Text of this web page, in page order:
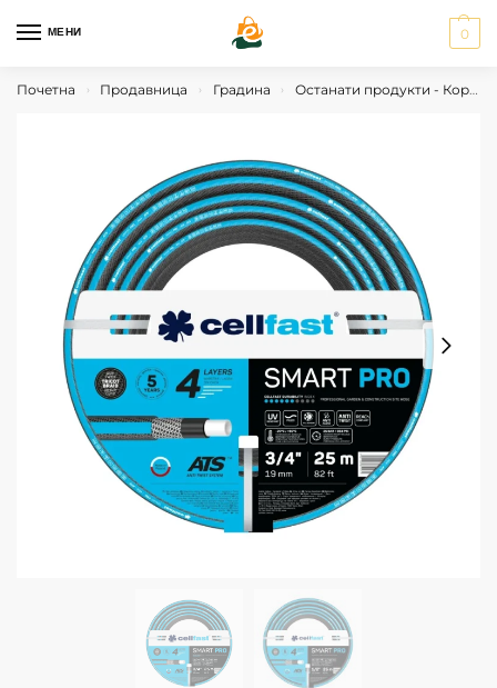
МЕНИ 0
Почетна › Продавница › Градина › Останати продукти - Корисни Алатки